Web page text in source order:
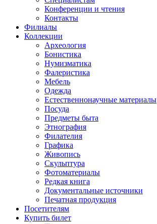
Конференции и чтения
Контакты
Филиалы
Коллекции
Археология
Бонистика
Нумизматика
Фалеристика
Мебель
Одежда
Естественнонаучные материалы
Посуда
Предметы быта
Этнография
Филателия
Графика
Живопись
Скульптура
Фотоматериалы
Редкая книга
Документальные источники
Печатная продукция
Посетителям
Купить билет